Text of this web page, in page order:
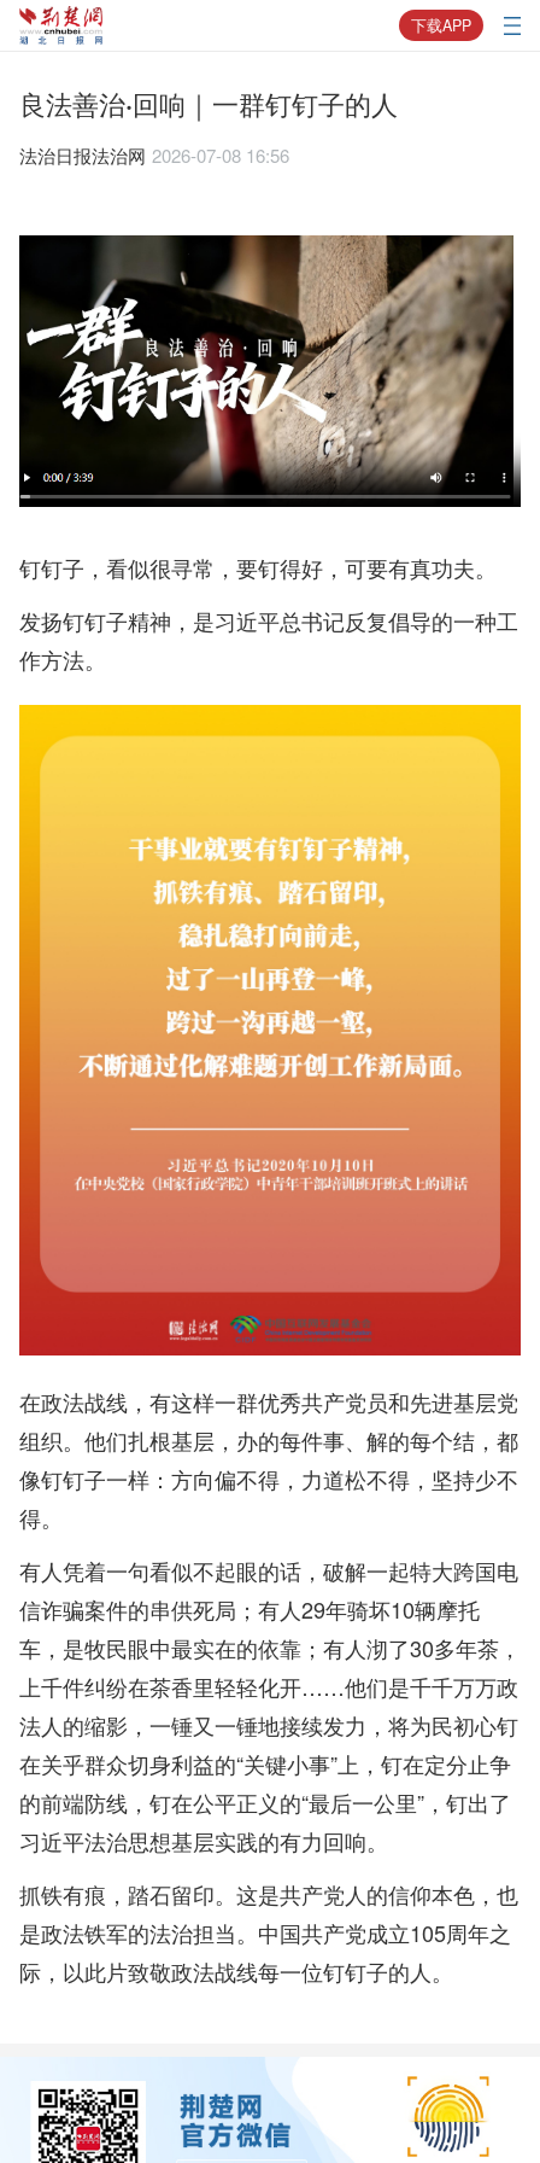
下载APP
良法善治·回响｜一群钉钉子的人
法治日报法治网 2026-07-08 16:56
钉钉子，看似很寻常，要钉得好，可要有真功夫。
发扬钉钉子精神，是习近平总书记反复倡导的一种工
作方法。
在政法战线，有这样一群优秀共产党员和先进基层党
组织。他们扎根基层，办的每件事、解的每个结，都
像钉钉子一样：方向偏不得，力道松不得，坚持少不
得。
有人凭着一句看似不起眼的话，破解一起特大跨国电
信诈骗案件的串供死局；有人29年骑坏10辆摩托
车，是牧民眼中最实在的依靠；有人沏了30多年茶，
上千件纠纷在茶香里轻轻化开……他们是千千万万政
法人的缩影，一锤又一锤地接续发力，将为民初心钉
在关乎群众切身利益的“关键小事”上，钉在定分止争
的前端防线，钉在公平正义的“最后一公里”，钉出了
习近平法治思想基层实践的有力回响。
抓铁有痕，踏石留印。这是共产党人的信仰本色，也
是政法铁军的法治担当。中国共产党成立105周年之
际，以此片致敬政法战线每一位钉钉子的人。